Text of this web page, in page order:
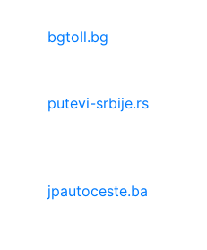
bgtoll.bg
putevi-srbije.rs
jpautoceste.ba